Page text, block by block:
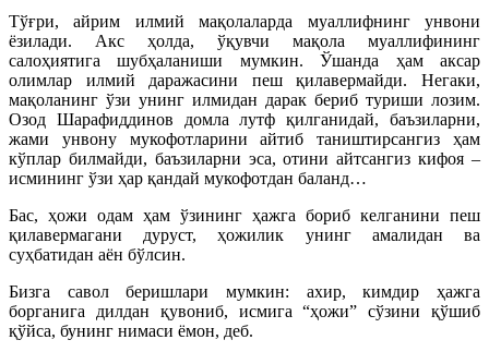
Тўғри, айрим илмий мақолаларда муаллифнинг унвони
ёзилади. Акс ҳолда, ўқувчи мақола муаллифининг
салоҳиятига шубҳаланиши мумкин. Ўшанда ҳам аксар
олимлар илмий даражасини пеш қилавермайди. Негаки,
мақоланинг ўзи унинг илмидан дарак бериб туриши лозим.
Озод Шарафиддинов домла лутф қилганидай, баъзиларни,
жами унвону мукофотларини айтиб таништирсангиз ҳам
кўплар билмайди, баъзиларни эса, отини айтсангиз кифоя –
исмининг ўзи ҳар қандай мукофотдан баланд…
Бас, ҳожи одам ҳам ўзининг ҳажга бориб келганини пеш
қилавермагани дуруст, ҳожилик унинг амалидан ва
суҳбатидан аён бўлсин.
Бизга савол беришлари мумкин: ахир, кимдир ҳажга
борганига дилдан қувониб, исмига “ҳожи” сўзини қўшиб
қўйса, бунинг нимаси ёмон, деб.